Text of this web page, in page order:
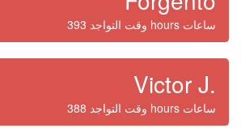
وقت التواجد 393 hours ساعات
Victor J.
وقت التواجد 388 hours ساعات